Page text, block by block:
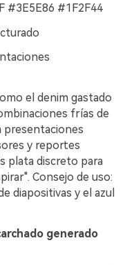
#3E5E86 #1F2F44
el denim gastado
frías de
presentaciones
y reportes
plata discreto para
Consejo de uso:
diapositivas y el azul
generado